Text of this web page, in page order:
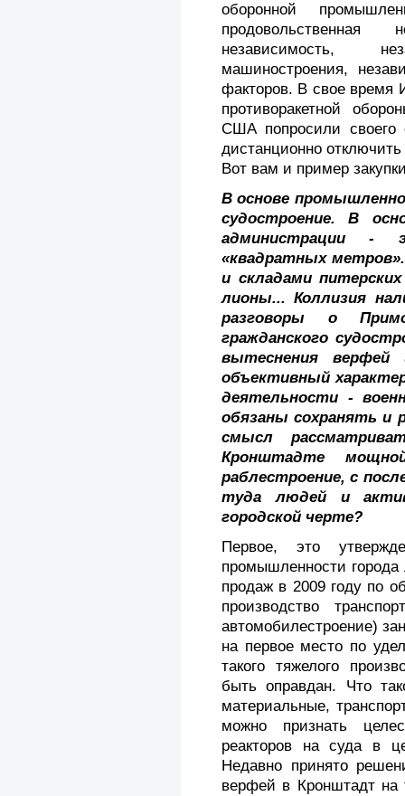
оборонной
продовольственная
независимость,
машиностроения,
факторов. В свое время
противоракетной
США попросили
дистанционно
Вот вам и при­мер
В основе
судостроение. В
администрации -
«квадратных
и скла­дами
лионы... Коллизия
разговоры о
гражданского
вытеснения
объективный
деятельности -
обязаны сохранять
смысл
Кронштадте
раблестроение, с
туда людей и
городской черте?
Первое, это
промышленности города
продаж в 2009 году по
производство
автомобиле­строение)
на первое место по
такого тяжелого
быть оправдан. Что
материальные,
можно признать
реакторов на суда в
Недавно принято
верфей в Кронштадт на